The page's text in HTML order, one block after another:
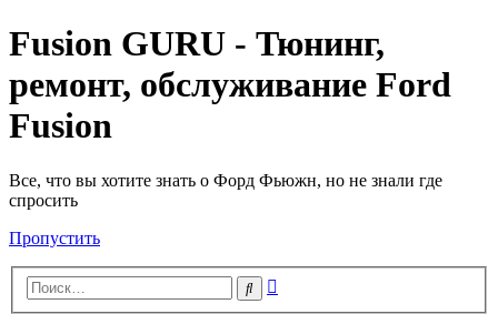
Fusion GURU - Тюнинг,
ремонт, обслуживание Ford
Fusion
Все, что вы хотите знать о Форд Фьюжн, но не знали где
спросить
Пропустить
Поиск